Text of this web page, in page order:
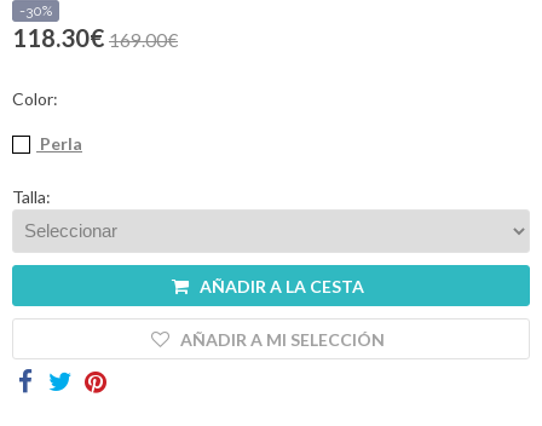
-30%
118.30€ 169.00€
Color:
Perla
Talla:
AÑADIR A LA CESTA
AÑADIR A MI SELECCIÓN